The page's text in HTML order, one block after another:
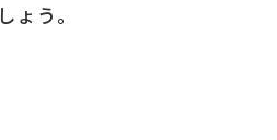
しょう。